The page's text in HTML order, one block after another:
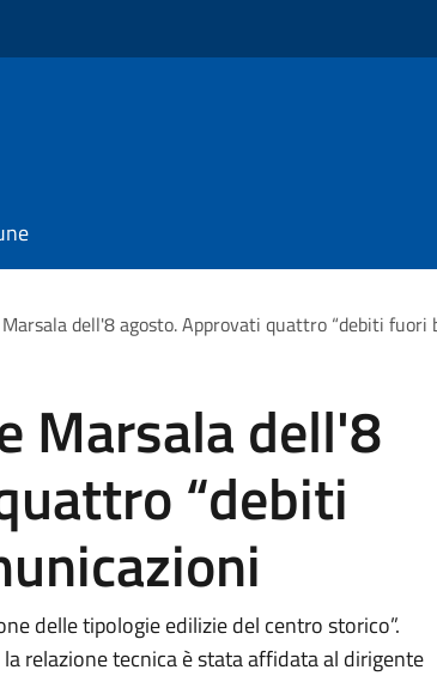
dell'8 agosto. Approvati quattro “debiti fuori
Marsala dell'8
“debiti
delle tipologie edilizie del centro storico”.
relazione tecnica è stata affidata al dirigente